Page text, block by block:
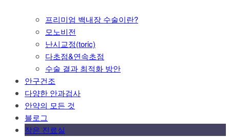
프리미엄 백내장 수술이란?
모노비전
난시교정(toric)
다초점&연속초점
수술 결과 최적화 방안
안구건조
다양한 안과검사
안약의 모든 것
블로그
작은 진료실